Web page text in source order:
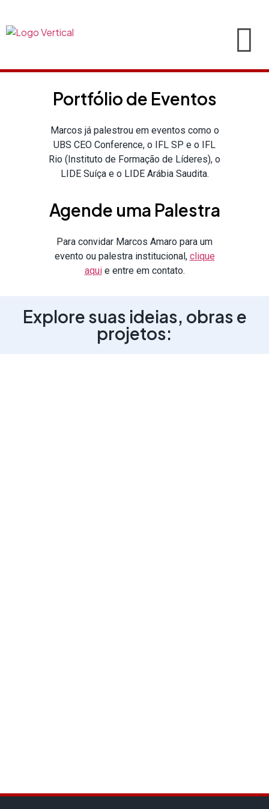
Portfólio de Eventos
Marcos já palestrou em eventos como o
UBS CEO Conference, o IFL SP e o IFL
Rio (Instituto de Formação de Líderes), o
LIDE Suíça e o LIDE Arábia Saudita.
Agende uma Palestra
Para convidar Marcos Amaro para um
evento ou palestra institucional, clique
aquie entre em contato.
Explore suas ideias, obras e
projetos: